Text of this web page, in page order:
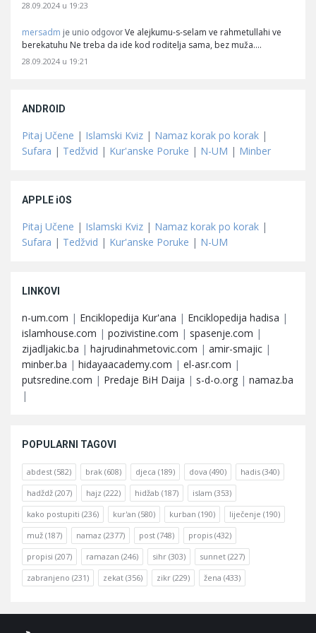
28.09.2024 u 19:23
mersadm je unio odgovor Ve alejkumu-s-selam ve rahmetullahi ve
berekatuhu Ne treba da ide kod roditelja sama, bez muža.…
28.09.2024 u 19:21
ANDROID
Pitaj Učene | Islamski Kviz | Namaz korak po korak |
Sufara | Tedžvid | Kur'anske Poruke | N-UM | Minber
APPLE iOS
Pitaj Učene | Islamski Kviz | Namaz korak po korak |
Sufara | Tedžvid | Kur'anske Poruke | N-UM
LINKOVI
n-um.com | Enciklopedija Kur'ana | Enciklopedija hadisa |
islamhouse.com | pozivistine.com | spasenje.com |
zijadljakic.ba | hajrudinahmetovic.com | amir-smajic |
minber.ba | hidayaacademy.com | el-asr.com |
putsredine.com | Predaje BiH Daija | s-d-o.org | namaz.ba
|
POPULARNI TAGOVI
abdest (582) brak (608) djeca (189) dova (490) hadis (340)
hadždž (207) hajz (222) hidžab (187) islam (353)
kako postupiti (236) kur'an (580) kurban (190) liječenje (190)
muž (187) namaz (2377) post (748) propis (432)
propisi (207) ramazan (246) sihr (303) sunnet (227)
zabranjeno (231) zekat (356) zikr (229) žena (433)